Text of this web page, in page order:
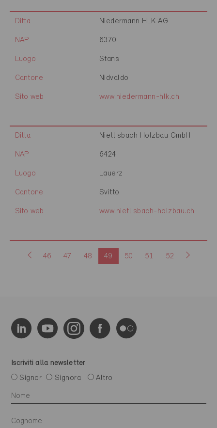
Ditta Niedermann HLK AG
NAP 6370
Luogo Stans
Cantone Nidvaldo
Sito web www.niedermann-hlk.ch
Ditta Nietlisbach Holzbau GmbH
NAP 6424
Luogo Lauerz
Cantone Svitto
Sito web www.nietlisbach-holzbau.ch
46 47 48 49 50 51 52
Iscriviti alla newsletter
Signor
Signora Altro